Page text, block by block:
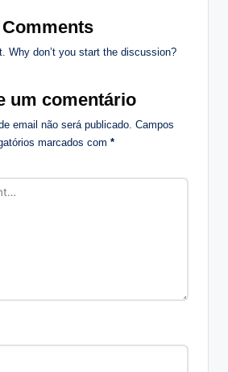
Comments
Why don’t you start the discussion?
um comentário
email não será publicado. Campos
marcados com *